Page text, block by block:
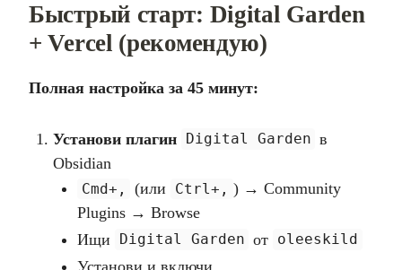
Быстрый старт: Digital Garden
+ Vercel (рекомендую)
Полная настройка за 45 минут:
Установи плагин Digital Garden в
Obsidian
Cmd+, (или Ctrl+, ) → Community
Plugins → Browse
Ищи
Digital Garden от oleeskild
Установи и включи